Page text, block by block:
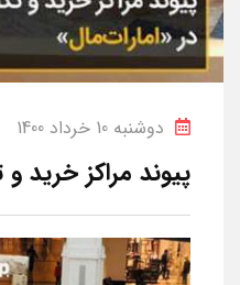
دوشنبه 10 خرداد 1400
پیوند مراکز خرید